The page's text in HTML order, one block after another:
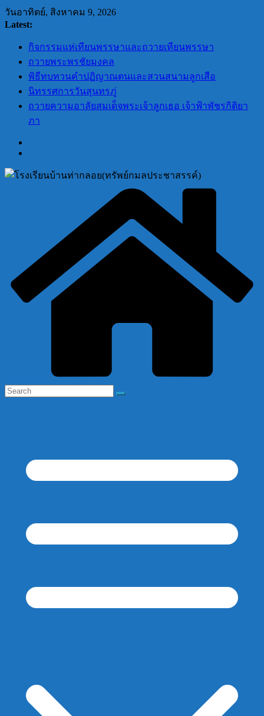
Skip
to
content
วันอาทิตย์, สิงหาคม 9, 2026
Latest:
กิจกรรมแห่เทียนพรรษาและถวายเทียนพรรษา
ถวายพระพรชัยมงคล
พิธีทบทวนคำปฏิญาณตนและสวนสนามลูกเสือ
นิทรรศการวันสุนทรภู่
ถวายความอาลัยสมเด็จพระเจ้าลูกเธอ เจ้าฟ้าพัชรกิติยา
ภา